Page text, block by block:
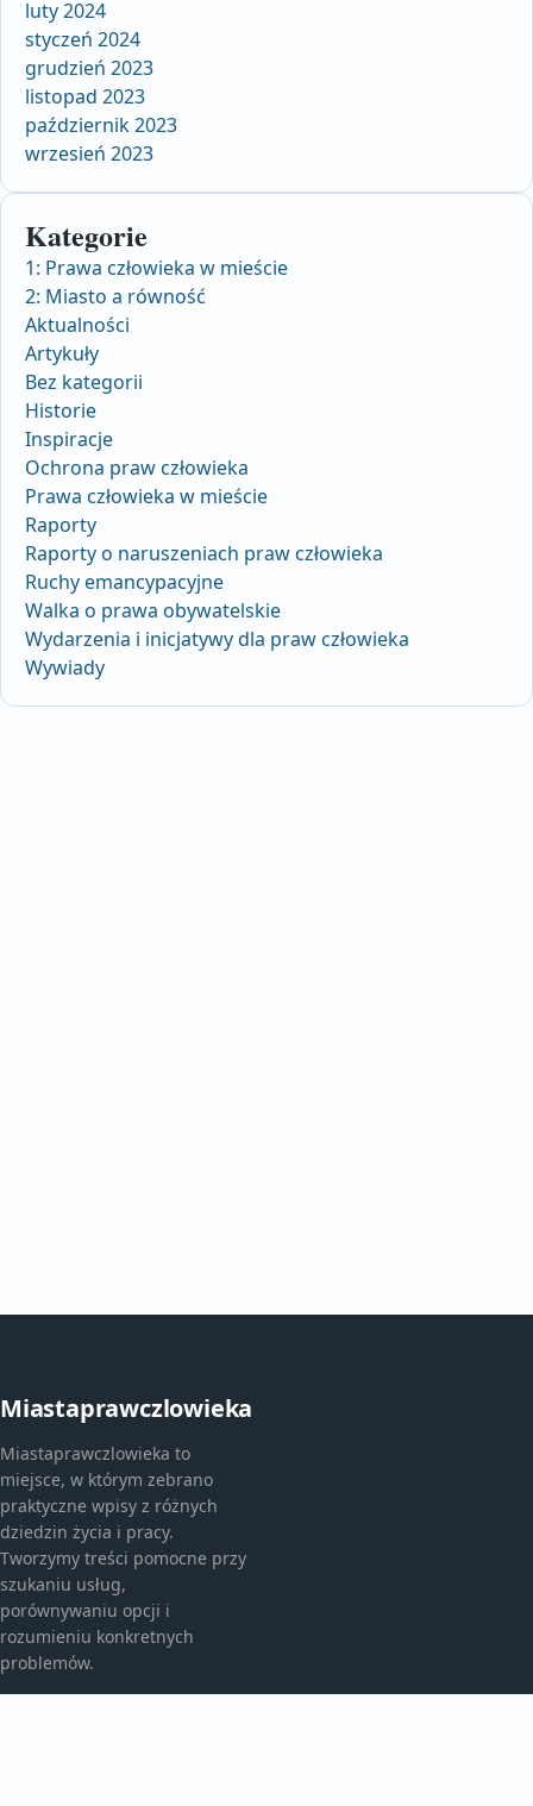
luty 2024
styczeń 2024
grudzień 2023
listopad 2023
październik 2023
wrzesień 2023
Kategorie
1: Prawa człowieka w mieście
2: Miasto a równość
Aktualności
Artykuły
Bez kategorii
Historie
Inspiracje
Ochrona praw człowieka
Prawa człowieka w mieście
Raporty
Raporty o naruszeniach praw człowieka
Ruchy emancypacyjne
Walka o prawa obywatelskie
Wydarzenia i inicjatywy dla praw człowieka
Wywiady
Miastaprawczlowieka
Miastaprawczlowieka to
miejsce, w którym zebrano
praktyczne wpisy z różnych
dziedzin życia i pracy.
Tworzymy treści pomocne przy
szukaniu usług,
porównywaniu opcji i
rozumieniu konkretnych
problemów.